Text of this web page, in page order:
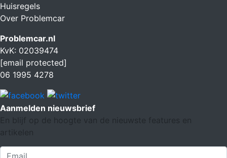
Huisregels
Over Problemcar
Problemcar.nl
KvK: 02039474
[email protected]
06 1995 4278
Aanmelden nieuwsbrief
En blijf op de hoogte van de nieuwste features en
artikelen